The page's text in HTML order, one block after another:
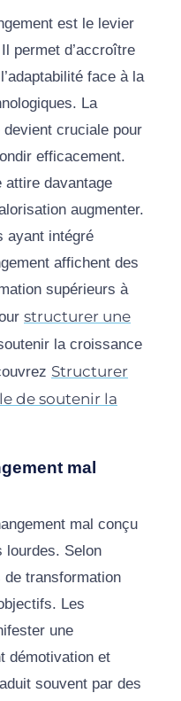
est le levier
permet d’accroître
face à la
La
cruciale pour
efficacement.
attire davantage
augmenter.
ayant intégré
affichent des
supérieurs à
structurer une
la croissance
Structurer
de soutenir la
mal
mal conçu
lourdes. Selon
transformation
Les
une
démotivation et
souvent par des